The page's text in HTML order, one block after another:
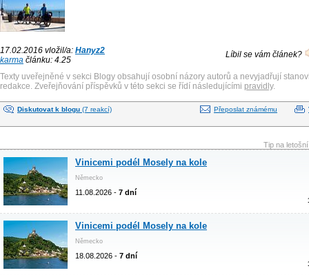
17.02.2016 vložil/a: Hanyz2
karma článku: 4.25
Líbil se vám článek?
Texty uveřejněné v sekci Blogy obsahují osobní názory autorů a nevyjadřují
redakce. Zveřejňování příspěvků v této sekci se řídí následujícími pravidly.
Diskutovat k blogu (7 reakcí) Přeposlat známému
Tip na
Vinicemi podél Mosely na kole
Německo
11.08.2026 - 7 dní
Vinicemi podél Mosely na kole
Německo
18.08.2026 - 7 dní